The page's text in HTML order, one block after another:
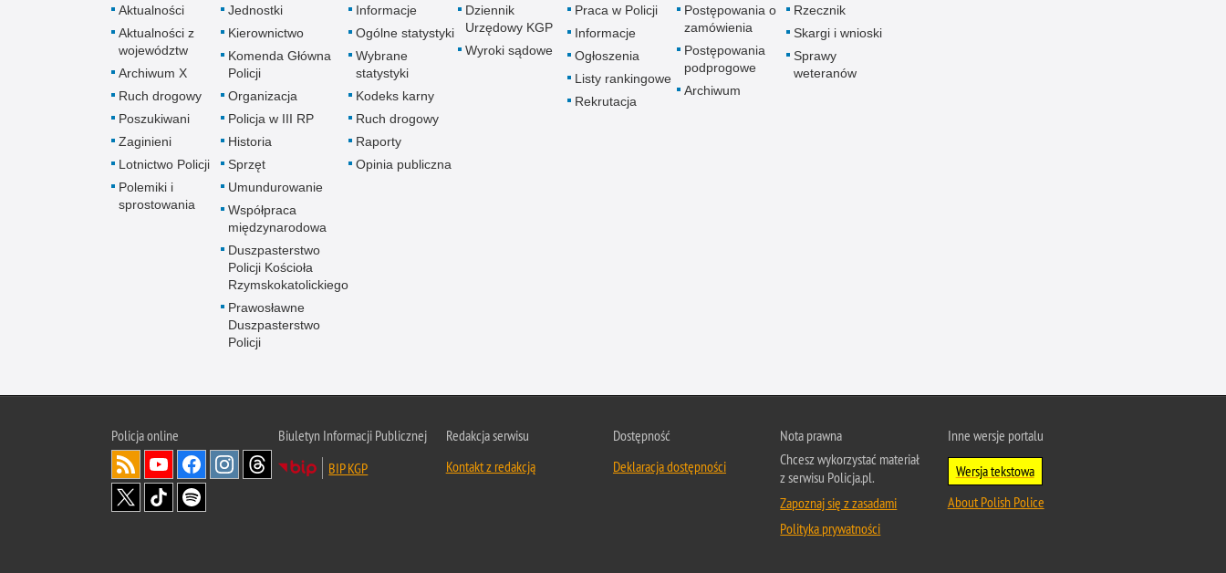
Policja inaczej
Policjant z pasją
Porwania
Przestępczość gospodarcza
Przestępczość internetowa
Przestępczość komputerowa
Aktualności
Aktualności z
województw
Archiwum X
Ruch drogowy
Poszukiwani
Zaginieni
Lotnictwo Policji
Polemiki i
sprostowania
Jednostki
Kierownictwo
Komenda Główna
Policji
Organizacja
Policja w III RP
Historia
Sprzęt
Umundurowanie
Współpraca
międzynarodowa
Duszpasterstwo
Policji Kościoła
Rzymskokatolickiego
Prawosławne
Duszpasterstwo
Policji
Informacje
Ogólne statystyki
Wybrane
statystyki
Kodeks karny
Ruch drogowy
Raporty
Opinia publiczna
Dziennik
Urzędowy KGP
Wyroki sądowe
Praca w Policji
Informacje
Ogłoszenia
Listy rankingowe
Rekrutacja
Postępowania o
zamówienia
Postępowania
podprogowe
Archiwum
Rzecznik
Skargi i wnioski
Sprawy
weteranów
Policjaonline
Biuletyn Informacji Publicznej
BIP KGP
Redakcja serwisu
Kontakt z redakcją
Dostępność
Deklaracja dostępności
Nota prawna
Chcesz wykorzystać materiał
z serwisu Policja.pl.
Zapoznaj się z zasadami
Polityka prywatności
Inne wersje portalu
Wersja tekstowa
About Polish Police